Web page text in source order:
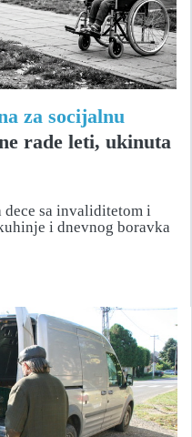
za socijalnu
rade leti, ukinuta
sa invaliditetom i
i dnevnog boravka